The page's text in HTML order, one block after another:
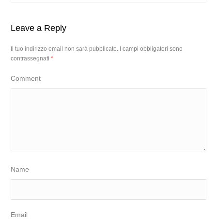
Leave a Reply
Il tuo indirizzo email non sarà pubblicato.
I campi obbligatori sono
contrassegnati*
Comment
Name
Email